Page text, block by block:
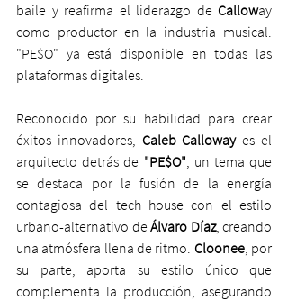
baile y reafirma el liderazgo de Calloway
como productor en la industria musical.
"PE$O" ya está disponible en todas las
plataformas digitales.
Reconocido por su habilidad para crear
éxitos innovadores, Caleb Calloway es el
arquitecto detrás de "PE$O", un tema que
se destaca por la fusión de la energía
contagiosa del tech house con el estilo
urbano-alternativo de Álvaro Díaz, creando
una atmósfera llena de ritmo. Cloonee, por
su parte, aporta su estilo único que
complementa la producción, asegurando